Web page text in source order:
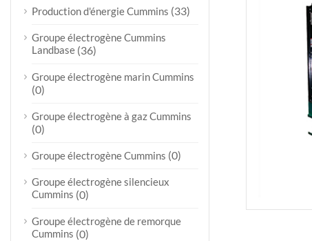
Production d'énergie Cummins (33)
Groupe électrogène Cummins
Landbase (36)
Groupe électrogène marin Cummins
(0)
Groupe électrogène à gaz Cummins
(0)
Groupe électrogène Cummins (0)
Groupe électrogène silencieux
Cummins (0)
Groupe électrogène de remorque
Cummins (0)